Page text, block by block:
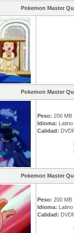
Pokemon Master
Pokemon Master
Peso: 200 MB
Idioma:
Calidad:
Pokemon Master
Peso: 200 MB
Idioma:
Calidad: